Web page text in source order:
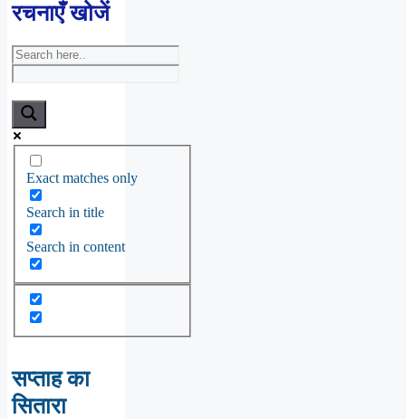
रचनाएँ खोजें
Exact matches only
Search in title
Search in content
सप्ताह का
सितारा